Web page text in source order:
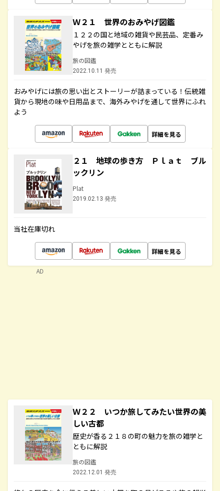
Ｗ２１ 世界のおみやげ図鑑
１２２の国と地域の雑貨や民芸品、定番み
やげを旅の雑学とともに解説
旅の図鑑
2022.10.11 発売
おみやげには旅の思い出とストーリーが詰まっている！伝統雑
貨から現地の味や日用品まで、海外みやげを通して世界にふれ
よう
詳細を見る
２１ 地球の歩き方 Ｐｌａｔ ブル
ックリン
Plat
2019.02.13 発売
当社在庫切れ
詳細を見る
Ｗ２２ いつか旅してみたい世界の美
しい古都
歴史が香る２１８の町の魅力を旅の雑学と
ともに解説
旅の図鑑
2022.12.01 発売
AD